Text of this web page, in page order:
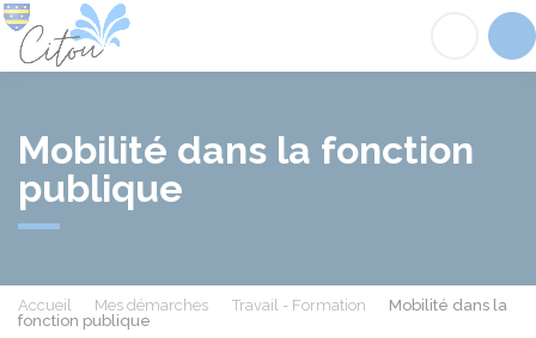
Mobilité dans la fonction
publique
Accueil Mes démarches Travail - Formation
Mobilité dans la
fonction publique